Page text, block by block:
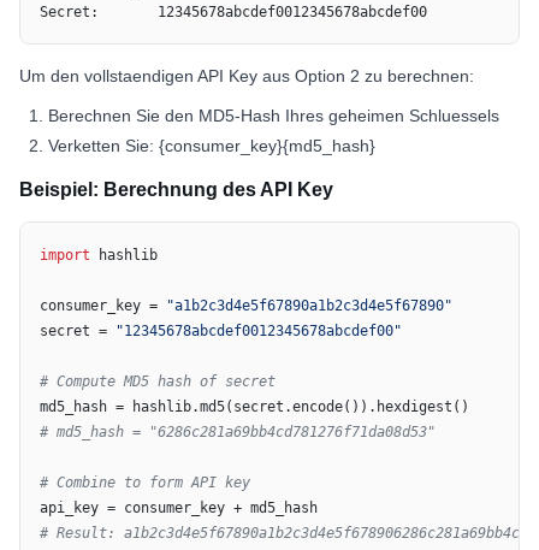
Secret:       12345678abcdef0012345678abcdef00
Um den vollstaendigen API Key aus Option 2 zu berechnen:
Berechnen Sie den MD5-Hash Ihres geheimen Schluessels
Verketten Sie: {consumer_key}{md5_hash}
Beispiel: Berechnung des API Key
import hashlib
consumer_key =
"a1b2c3d4e5f67890a1b2c3d4e5f67890"
secret =
"12345678abcdef0012345678abcdef00"
# Compute MD5 hash of secret
# md5_hash = "6286c281a69bb4cd781276f71da08d53"
# Combine to form API key
# Result: